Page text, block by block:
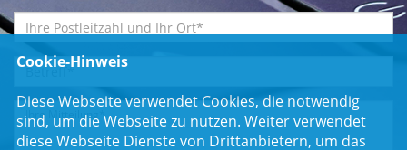
Cookie-Hinweis
Diese Webseite verwendet Cookies, die notwendig
sind, um die Webseite zu nutzen. Weiter verwendet
diese Webseite Dienste von Drittanbietern, um das